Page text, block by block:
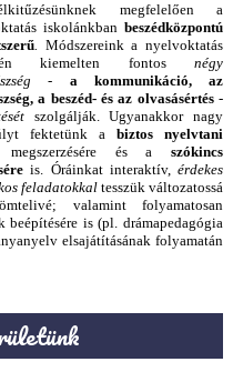
megfelelően a
iskolánkbanbeszédközpontú
. Módszereink a nyelvoktatás
kiemelten fontosnégy
- a kommunikáció, az
a beszéd- és az olvasásértés-
szolgálják. Ugyanakkor nagy
fektetünk abiztos nyelvtani
és aszókincs
is. Óráinkat interaktív,érdekes
feladatokkal tesszük változatossá
valamint folyamatosan
is (pl. drámapedagógia
elsajátításának folyamatán